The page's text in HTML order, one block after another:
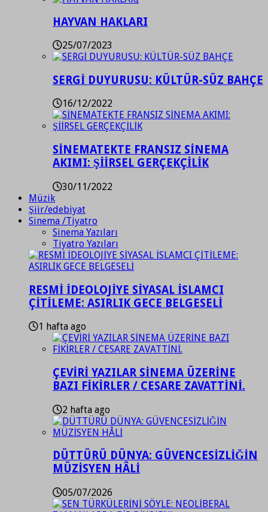
HAYVAN HAKLARI
25/07/2023
SERGİ DUYURUSU: KÜLTÜR-SÜZ BAHÇE
16/12/2022
SİNEMATEKTE FRANSIZ SİNEMA
AKIMI: ŞİİRSEL GERÇEKÇİLİK
30/11/2022
Müzik
Şiir/edebiyat
Sinema /Tiyatro
Sinema Yazıları
Tiyatro Yazıları
RESMİ İDEOLOJİYE SİYASAL İSLAMCI
ÇİTİLEME: ASIRLIK GECE BELGESELİ
1 hafta ago
ÇEVİRİ YAZILAR SİNEMA ÜZERİNE
BAZI FİKİRLER / CESARE ZAVATTİNİ.
2 hafta ago
DÜTTÜRÜ DÜNYA: GÜVENCESİZLİĞİN
MÜZİSYEN HÂLİ
05/07/2026